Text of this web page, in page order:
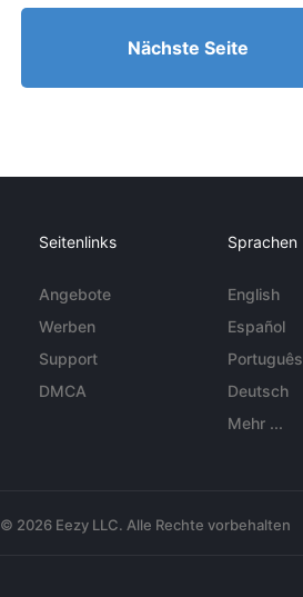
Nächste Seite
Seitenlinks
Angebote
Werben
Support
DMCA
Sprachen
English
Español
Português
Deutsch
Mehr ...
© 2026 Eezy LLC. Alle Rechte vorbehalten